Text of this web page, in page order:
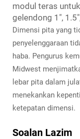
modul teras
gelendong 1",
Dimensi pita yang
penyelenggaraan
haba. Pengurus
Midwest
lebar pita dalam
menekankan
ketepatan dimensi.
Soalan Lazim